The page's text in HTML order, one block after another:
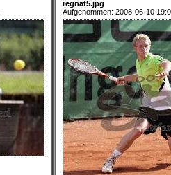
regnat5.jpg
Aufgenommen: 2008-06-10